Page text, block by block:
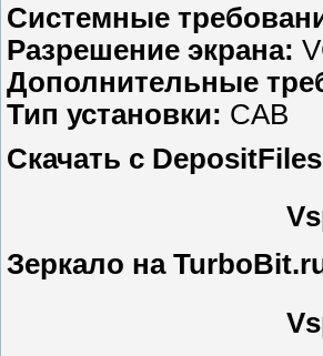
Системные
Разрешение экрана:
Дополнительные
Тип установки: CAB
Скачать с
Зеркало на